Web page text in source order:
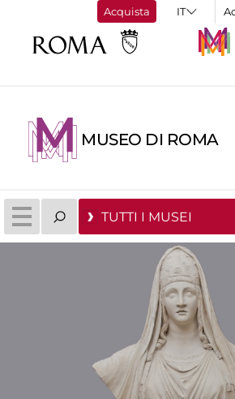
Acquista
MUSEO DI ROMA
TUTTI I MUSEI